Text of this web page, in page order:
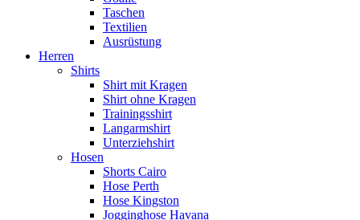
Taschen
Textilien
Ausrüstung
Herren
Shirts
Shirt mit Kragen
Shirt ohne Kragen
Trainingsshirt
Langarmshirt
Unterziehshirt
Hosen
Shorts Cairo
Hose Perth
Hose Kingston
Jogginghose Havana